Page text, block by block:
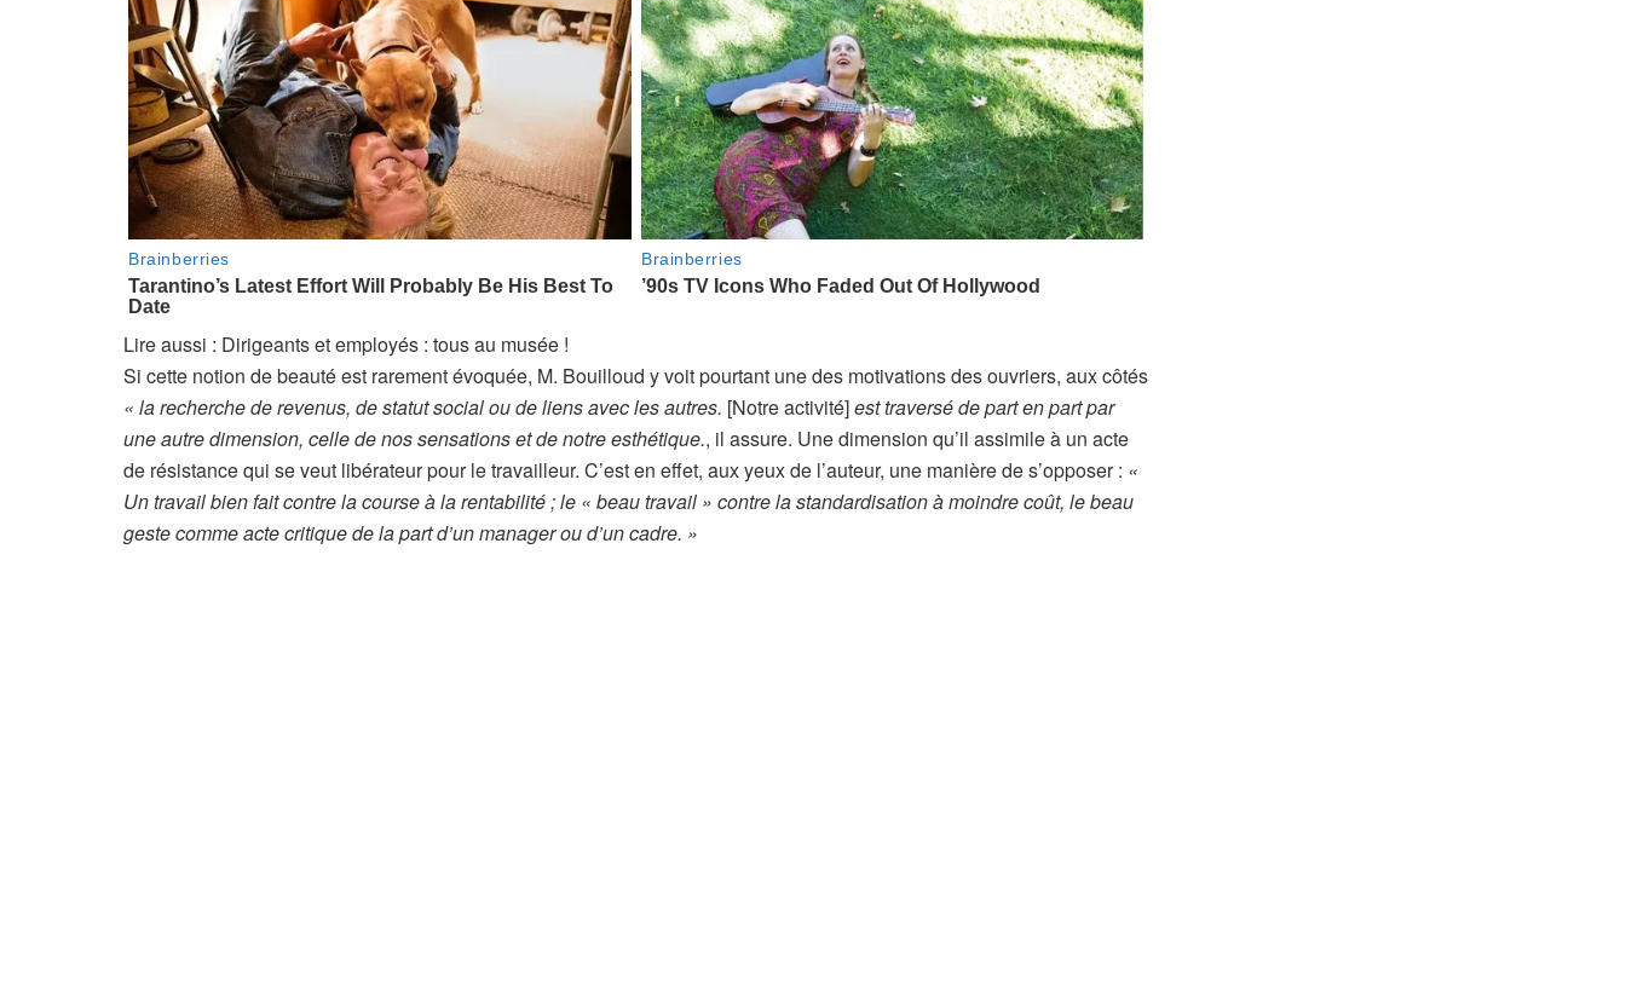
Lire aussi : A
r
t
i
c
l
e
Dirigeants et employés : tous au musée !
Si cette notion de beauté est rarement évoquée, M. Bouilloud y voit pourtant une des motivations des ouvriers, aux côtés
« la recherche de revenus, de statut social ou de liens avec les autres. [Notre activité]est traversé de part en part par
une autre dimension, celle de nos sensations et de notre esthétique., il assure. Une dimension qu’il assimile à un acte
de résistance qui se veut libérateur pour le travailleur. C’est en effet, aux yeux de l’auteur, une manière de s’opposer : «
Un travail bien fait contre la course à la rentabilité ; le « beau travail » contre la standardisation à moindre coût, le beau
geste comme acte critique de la part d’un manager ou d’un cadre. »